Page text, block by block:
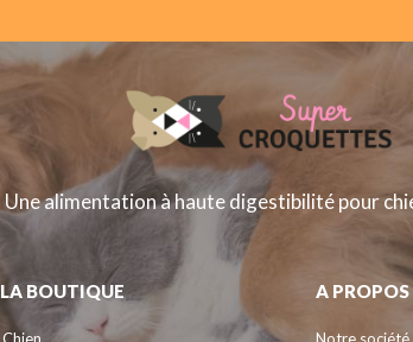
Une alimentation à haute digestibilité pour
LA BOUTIQUE A PROPOS